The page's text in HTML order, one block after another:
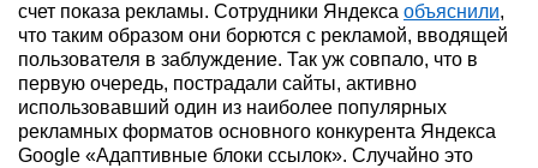
счет показа рекламы. Сотрудники Яндекса объяснили,
что таким образом они борются с рекламой, вводящей
пользователя в заблуждение. Так уж совпало, что в
первую очередь, пострадали сайты, активно
использовавший один из наиболее популярных
рекламных форматов основного конкурента Яндекса
Google «Адаптивные блоки ссылок». Случайно это